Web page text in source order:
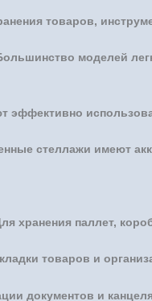
товаров,
моделей
эффективно
стеллажи имеют
хранения паллет,
товаров и
документов и